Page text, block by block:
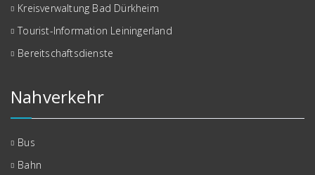
Kreisverwaltung Bad Dürkheim
Tourist-Information Leiningerland
Bereitschaftsdienste
Nahverkehr
Bus
Bahn